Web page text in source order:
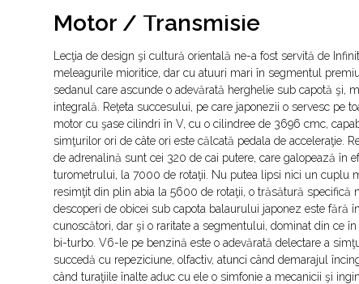
Motor / Transmisie
Lecţia de design şi cultură orientală ne-a fost servită de
meleagurile mioritice, dar cu atuuri mari în segmentul
sedanul care ascunde o adevărată herghelie sub capotă şi,
integrală. Reţeta succesului, pe care japonezii o servesc pe
motor cu şase cilindri în V, cu o cilindree de 3696 cmc,
simţurilor ori de câte ori este călcată pedala de acceleraţie.
de adrenalină sunt cei 320 de cai putere, care galopează în
turometrului, la 7000 de rotaţii. Nu putea lipsi nici un cuplu
resimţit din plin abia la 5600 de rotaţii, o trăsătură specifică
descoperi de obicei sub capota balaurului japonez este fără
cunoscători, dar şi o raritate a segmentului, dominat din ce
bi-turbo. V6-le pe benzină este o adevărată delectare a
succedă cu repeziciune, olfactiv, atunci când demarajul
când turaţiile înalte aduc cu ele o simfonie a mecanicii şi